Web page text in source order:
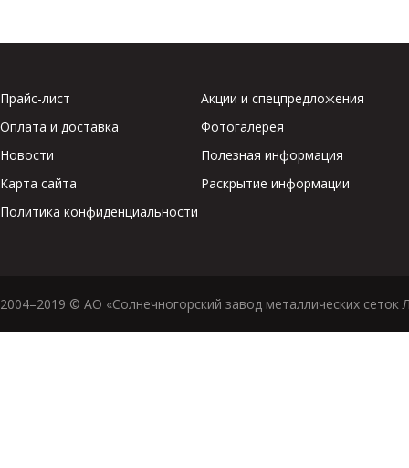
Прайс-лист
Оплата и доставка
Новости
Карта сайта
Политика конфиденциальности
Акции и спецпредложения
Фотогалерея
Полезная информация
Раскрытие информации
2004–2019 © АО «Солнечногорский завод металлических сеток